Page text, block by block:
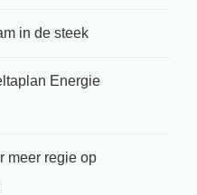
in de steek
Energie
meer regie op